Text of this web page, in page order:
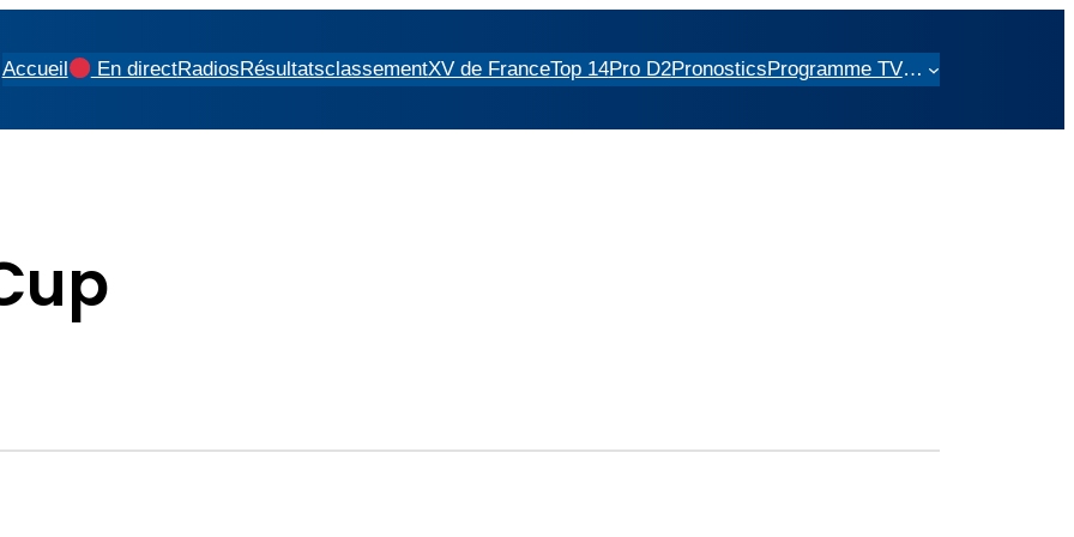
Accueil En directRadiosRésultatsclassementXV de FranceTop 14Pro D2PronosticsProgramme TV…